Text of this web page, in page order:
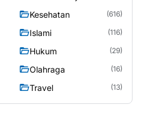
Kesehatan (616)
Islami (116)
Hukum (29)
Olahraga (16)
Travel (13)